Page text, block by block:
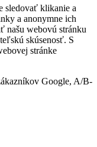
sledovať klikanie a
a anonymne ich
našu webovú stránku
skúsenosť. S
stránke
Google, A/B-